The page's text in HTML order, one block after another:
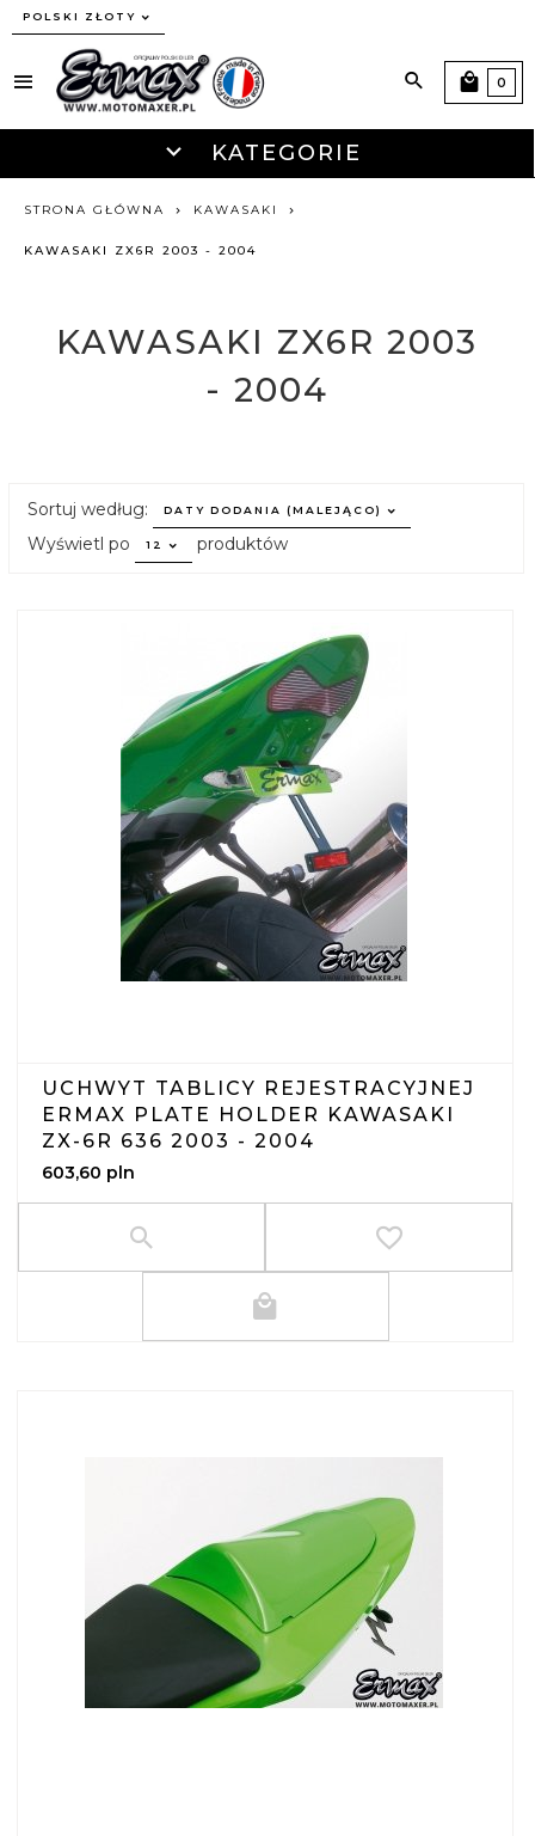
currency_h
POLSKI ZŁOTY
KATEGORIE
0
STRONA GŁÓWNA KAWASAKI
KAWASAKI ZX6R 2003 - 2004
KAWASAKI ZX6R 2003
- 2004
Sortuj według: sort
DATY DODANIA (MALEJĄCO)
Wyświetl po pop
12 produktów
UCHWYT TABLICY REJESTRACYJNEJ
ERMAX PLATE HOLDER KAWASAKI
ZX-6R 636 2003 - 2004
603,60 pln